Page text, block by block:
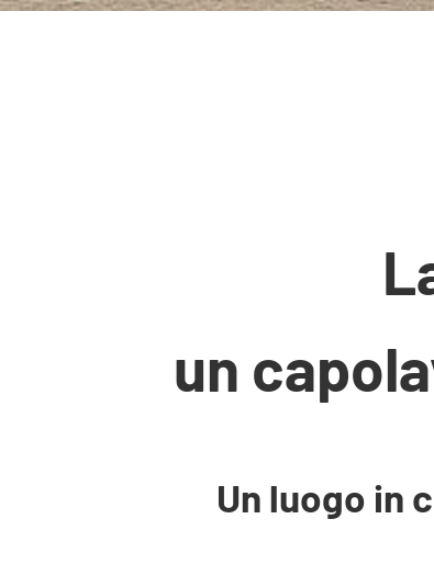
un
Un luogo in